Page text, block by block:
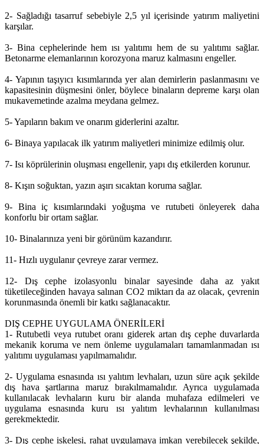
2- Sağladığı tasarruf sebebiyle 2,5 yıl içerisinde yatırım maliyetini
karşılar.
3- Bina cephelerinde hem ısı yalıtımı hem de su yalıtımı sağlar.
Betonarme elemanlarının korozyona maruz kalmasını engeller.
4- Yapının taşıyıcı kısımlarında yer alan demirlerin paslanmasını ve
kapasitesinin düşmesini önler, böylece binaların depreme karşı olan
mukavemetinde azalma meydana gelmez.
5- Yapıların bakım ve onarım giderlerini azaltır.
6- Binaya yapılacak ilk yatırım maliyetleri minimize edilmiş olur.
7- Isı köprülerinin oluşması engellenir, yapı dış etkilerden korunur.
8- Kışın soğuktan, yazın aşırı sıcaktan koruma sağlar.
9- Bina iç kısımlarındaki yoğuşma ve rutubeti önleyerek daha
konforlu bir ortam sağlar.
10- Binalarınıza yeni bir görünüm kazandırır.
11- Hızlı uygulanır çevreye zarar vermez.
12- Dış cephe izolasyonlu binalar sayesinde daha az yakıt
tüketileceğinden havaya salınan CO2 miktarı da az olacak, çevrenin
korunmasında önemli bir katkı sağlanacaktır.
DIŞ CEPHE UYGULAMA ÖNERİLERİ
1- Rutubetli veya rutubet oranı giderek artan dış cephe duvarlarda
mekanik koruma ve nem önleme uygulamaları tamamlanmadan ısı
yalıtımı uygulaması yapılmamalıdır.
2- Uygulama esnasında ısı yalıtım levhaları, uzun süre açık şekilde
dış hava şartlarına maruz bırakılmamalıdır. Ayrıca uygulamada
kullanılacak levhaların kuru bir alanda muhafaza edilmeleri ve
uygulama esnasında kuru ısı yalıtım levhalarının kullanılması
gerekmektedir.
3- Dış cephe iskelesi, rahat uygulamaya imkan verebilecek şekilde,